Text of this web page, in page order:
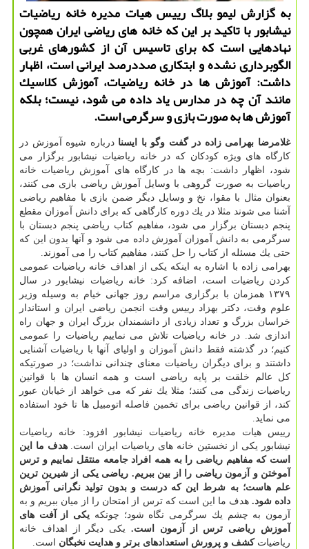
به گزارش لیمو بلاگ رییس هیات مدیره خانه ریاضیات
نیشابور با تاكید بر این كه خانه های ریاضی ایران همچون
نهادهایی است كه برای تاسیس آن از كشورهای غربی
الگوبرداری نشده و ابتكاری صددرصد ایرانی است، اظهار
داشت: آموزش ها در خانه ریاضیات، آموزش كلاسیك
مانند آن چه در مدارس یاد داده می شود، نیست؛ بلكه
آموزش ها به صورت بازی و سرگرمی است.
غلامرضا بهرامی زاده در گفت وگو با ایسنا درباره شیوه آموزش در
كارگاه های ویژه كودكان كه در خانه ریاضیات نیشابور برگزار می
شود، اظهار داشت: بچه ها در كارگاه های آموزش ریاضیات خانه
ریاضیات به صورت گروهی با وسایل آموزش ریاضی بازی می كنند،
بعنوان مثال با مقوا، نخ و وسایل دیگر ضمن بازی با مفاهیم ریاضی
آشنا می شوند مثلا در یك دوره كارگاهی كه برای دانش آموزان مقطع
پنجم دبستان برگزار می شود، مفاهیم كتاب ریاضی پنجم دبستان با
سرگرمی به دانش آموزان آموزش داده می شود و آنها بدون این كه
حتی یك مسئله از كتاب را حل كنند، مفاهیم كتاب را می آموزند.
بهرامی زاده با اشاره به اینكه یكی از اهداف خانه ریاضیات عمومی
كردن ریاضیات است، اضافه كرد: خانه ریاضیات نیشابور در سال
۱۳۷۹ همزمان با برگزاری مراسم روز جهانی خیام به وسیله وزیر
علوم وقت، دكتر بهزاد رییس وقت انجمن ریاضی ایران و استاندار
خراسان بزرگ و تعداد زیادی از دانشمندان بزرگ ایران و جهان راه
اندازی شد. در خانه ریاضیات تلاش می نماییم ریاضیات را عمومی
كنیم؛ در گذشته فقط دانش آموزان و اولیای آنها با ریاضیات آشنایی
داشتند و برای دیگران ریاضیات معنای چندانی نداشت؛ در صورتیكه
كل عالم خلقت بر پایه ریاضی است و همه انسان ها با قوانین
ریاضیات زندگی می كنند؛ مثلا یك نفر كه می خواهد از خیابان عبور
كند، از قوانین ریاضی برای تخمین فاصله اتومبیل ها تا خود استفاده
می نماید.
رییس هیات مدیره خانه ریاضیات نیشابور افزود: خانه ریاضیات
نیشابور یكی از نخستین خانه های ریاضیات ایران است.هدف ما این
است كه مفاهیم ریاضی را به همه افراد جامعه منتقل نماییم و ترس
آموختن و آزمون ریاضی را از بین ببریم. ریاضی یكی از شیرین ترین
علم هاست؛ به شرط این كه درست و بدون تولید نگرانی آموزش
داده شود. هدف ما این است كه ترس از امتحان را از میان ببریم و به
آزمون به چشم یك سرگرمی نگاه شود؛ چونكه یكی از آفت های
آموزش ریاضی ترس از آزمون است. یكی دیگر از اهداف خانه
ریاضیات كشف و پرورش استعدادهای برتر و هدایت نخبگان است.